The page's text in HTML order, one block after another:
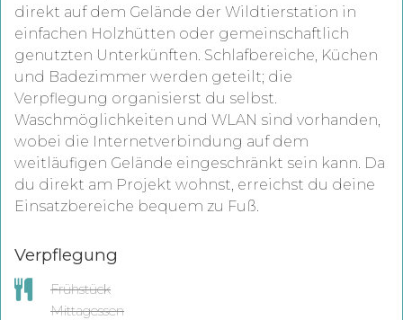
direkt auf dem Gelände der Wildtierstation in
einfachen Holzhütten oder gemeinschaftlich
genutzten Unterkünften. Schlafbereiche, Küchen
und Badezimmer werden geteilt; die
Verpflegung organisierst du selbst.
Waschmöglichkeiten und WLAN sind vorhanden,
wobei die Internetverbindung auf dem
weitläufigen Gelände eingeschränkt sein kann. Da
du direkt am Projekt wohnst, erreichst du deine
Einsatzbereiche bequem zu Fuß.
Verpflegung
Frühstück
Mittagessen